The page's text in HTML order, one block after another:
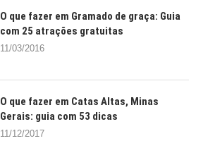
O que fazer em Gramado de graça: Guia
com 25 atrações gratuitas
11/03/2016
O que fazer em Catas Altas, Minas
Gerais: guia com 53 dicas
11/12/2017